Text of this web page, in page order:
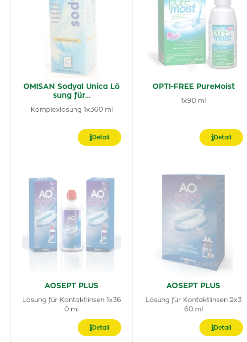
OMISAN Sodyal Unica Lö
sung für…
Komplexlösung 1x360 ml
Detail
OPTI-FREE PureMoist
1x90 ml
Detail
AOSEPT PLUS
Lösung für Kontaktlinsen 1x36
0 ml
Detail
AOSEPT PLUS
Lösung für Kontaktlinsen 2x3
60 ml
Detail